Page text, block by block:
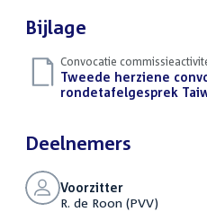
Bijlage
Convocatie
Download
bestand:
Tweede herziene
rondetafelgesprek
Deelnemers
Voorzitter
R. de Roon (PVV)